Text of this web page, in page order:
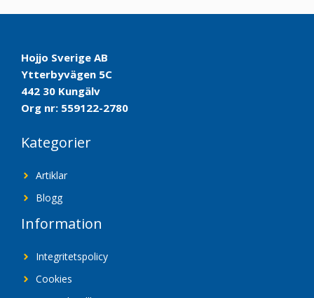
Hojjo Sverige AB
Ytterbyvägen 5C
442 30 Kungälv
Org nr: 559122-2780
Kategorier
Artiklar
Blogg
Information
Integritetspolicy
Cookies